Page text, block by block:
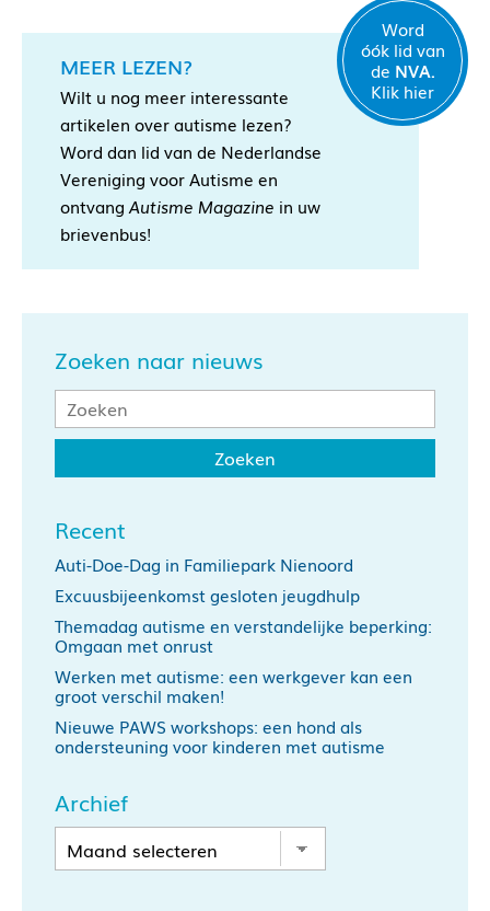
MEER LEZEN?
Wilt u nog meer interessante
artikelen over autisme lezen?
Word dan lid van de Nederlandse
Vereniging voor Autisme en
ontvang Autisme Magazine in uw
brievenbus!
Word
óók lid van
de NVA.
Klik hier
Zoeken naar nieuws
Recent
Auti-Doe-Dag in Familiepark Nienoord
Excuusbijeenkomst gesloten jeugdhulp
Themadag autisme en verstandelijke beperking:
Omgaan met onrust
Werken met autisme: een werkgever kan een
groot verschil maken!
Nieuwe PAWS workshops: een hond als
ondersteuning voor kinderen met autisme
Archief